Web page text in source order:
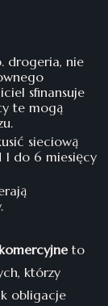
drogeria, nie
sfinansuje
te mogą
sieciową
do 6 miesięcy
to
którzy
obligacje